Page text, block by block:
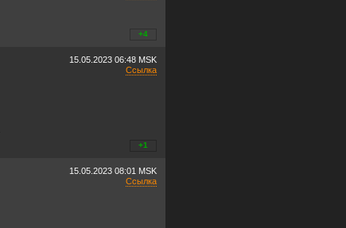
+4
+0/–0
15.05.2023 06:48 MSK
Ссылка
+1
+0/
15.05.2023 08:01 MSK
Ссылка